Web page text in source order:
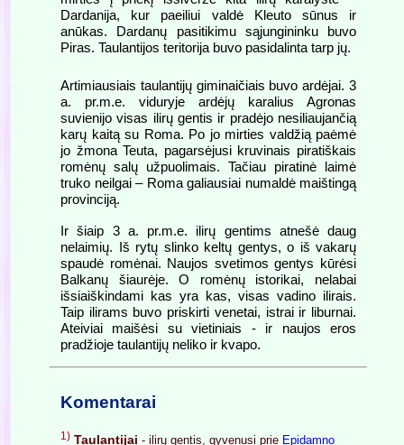
Dardanija, kur paeiliui valdė Kleuto sūnus ir
anūkas. Dardanų pasitikimu sąjungininku buvo
Piras. Taulantijos teritorija buvo pasidalinta tarp jų.
Artimiausiais taulantijų giminaičiais buvo ardėjai. 3
a. pr.m.e. viduryje ardėjų karalius Agronas
suvienijo visas ilirų gentis ir pradėjo nesiliaujančią
karų kaitą su Roma. Po jo mirties valdžią paėmė
jo žmona Teuta, pagarsėjusi kruvinais piratiškais
romėnų salų užpuolimais. Tačiau piratinė laimė
truko neilgai – Roma galiausiai numaldė maištingą
provinciją.
Ir šiaip 3 a. pr.m.e. ilirų gentims atnešė daug
nelaimių. Iš rytų slinko keltų gentys, o iš vakarų
spaudė romėnai. Naujos svetimos gentys kūrėsi
Balkanų šiaurėje. O romėnų istorikai, nelabai
išsiaiškindami kas yra kas, visas vadino ilirais.
Taip ilirams buvo priskirti venetai, istrai ir liburnai.
Ateiviai maišėsi su vietiniais - ir naujos eros
pradžioje taulantijų neliko ir kvapo.
Komentarai
1) Taulantijai - ilirų gentis, gyvenusi prie Epidamno